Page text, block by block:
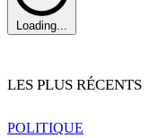
Loading...
LES PLUS RÉCENTS
POLITIQUE